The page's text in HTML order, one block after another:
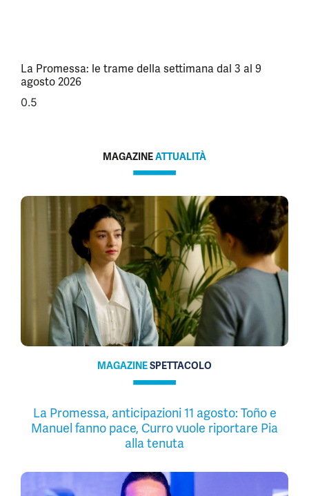
La Promessa: le trame della settimana dal 3 al 9
agosto 2026
MAGAZINEATTUALITÀ
MAGAZINESPETTACOLO
La Promessa, anticipazioni 11 agosto: Toño e
Manuel fanno pace, Curro vuole riportare Pia
alla tenuta